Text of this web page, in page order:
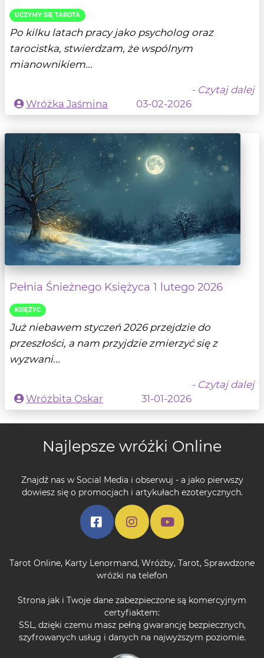
UCZYMY SIĘ TAROTA
Po kilku latach pracy jako psycholog oraz
tarocistka, stwierdzam, że wspólnym
mianownikiem...
- Czytaj dalej
Wróżka Jaśmina
03-02-2026
Pełnia Śnieżnego Księżyca 1 lutego 2026
KSIĘŻYC
Już niebawem styczeń 2026 przejdzie do
przeszłości, a nam przyjdzie zmierzyć się z
wyzwani...
- Czytaj dalej
Wróżbita Oskar
31-01-2026
Najlepsze wróżki Online
Znajdź nas w Social Media i obserwuj - a jako pierwszy
dowiesz się o promocjach i artykułach ezoterycznych.
Tarot Online, Karty Lenormand, Wróżby, Tarot, Sprawdzone
wróżki na telefon
Strona jak i Twoje dane zabezpieczone są komercyjnym
certyfiaktem:
SSL, dzięki czemu masz pełną gwarancję bezpiecznych,
szyfrowanych usług i danych na najwyższym poziomie.